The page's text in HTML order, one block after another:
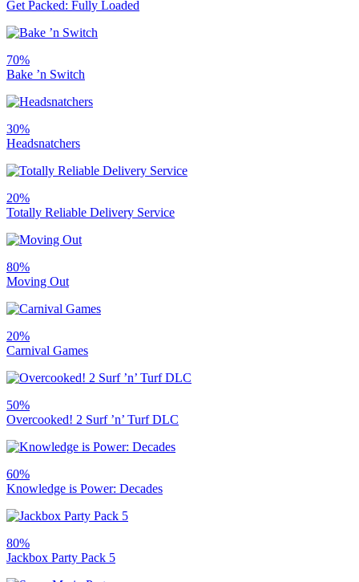
Get Packed: Fully Loaded
70%
Bake ’n Switch
30%
Headsnatchers
20%
Totally Reliable Delivery Service
80%
Moving Out
20%
Carnival Games
50%
Overcooked! 2 Surf ’n’ Turf DLC
60%
Knowledge is Power: Decades
80%
Jackbox Party Pack 5